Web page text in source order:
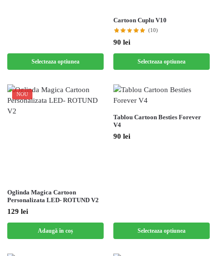
Selecteaza optiunea
Cartoon Cuplu V10
(10)
90 lei
Selecteaza optiunea
NOU
Oglinda Magica Cartoon
Personalizata LED- ROTUND V2
129 lei
Adaugă în coș
Tablou Cartoon Besties Forever
V4
90 lei
Selecteaza optiunea